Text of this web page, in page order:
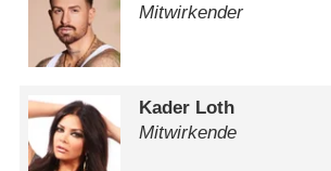
Mitwirkender
Kader Loth
Mitwirkende